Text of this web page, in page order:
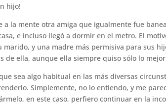
hijo!
a la mente otra amiga que igualmente fue
e incluso llegó a dormir en el metro. El
marido, y una madre más permisiva para sus
de ella, aunque ella siempre quiso sólo lo
sea algo habitual en las más diversas
Simplemente, no lo entiendo, y me
en este caso, perfiero continuar en la